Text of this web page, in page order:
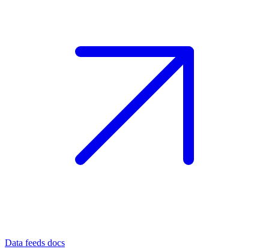
Data feeds docs